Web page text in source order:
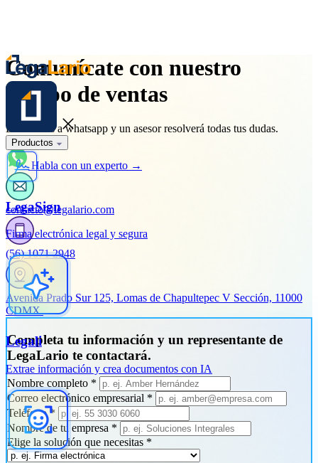
Productos
LegaSign
Firma electrónica legal y segura
Legali
Extrae información y crea documentos con IA
Comunícate con nuestro
equipo de ventas
Escríbenos a whatsapp y un asesor resolverá todas tus dudas.
Habla con un experto →
contacto@legalario.com
(56) 1071 2948
Avenida Prado Sur 125, Lomas de Chapultepec V Sección, 11000
CDMX.
Completa tu información y un representante de
LegaLario te contactará.
Nombre completo *
Correo electrónico empresarial *
Teléfono*
Nombre de tu empresa *
Elige la solución que necesitas *